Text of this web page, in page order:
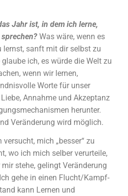
Jahr ist, in dem ich lerne,
Was wäre, wenn es
lernst, sanft mit dir selbst zu
ich, es würde die Welt zu
wenn wir lernen,
Worte für unser
Annahme und Akzeptanz
herunter.
Veränderung wird möglich.
mich „besser“ zu
wo ich mich selber verurteile,
stehe, gelingt Veränderung
gehe in einen Flucht/Kampf-
kann Lernen und